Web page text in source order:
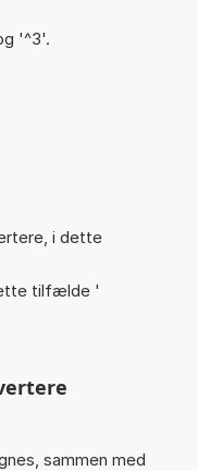
'^3'.
i dette
tilfælde '
sammen med